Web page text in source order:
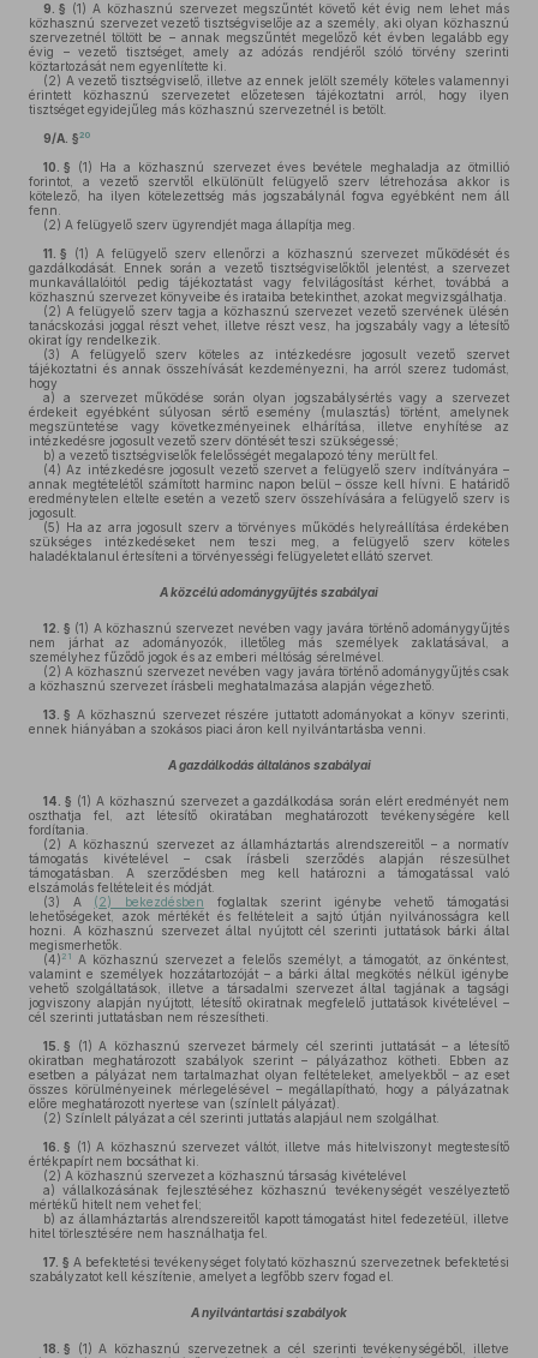
9. § (1) A közhasznú szervezet megszűntét követő két évig nem lehet más
közhasznú szervezet vezető tisztségviselője az a személy, aki olyan közhasznú
szervezetnél töltött be – annak megszűntét megelőző két évben legalább egy
évig – vezető tisztséget, amely az adózás rendjéről szóló törvény szerinti
köztartozását nem egyenlítette ki.
(2) A vezető tisztségviselő, illetve az ennek jelölt személy köteles valamennyi
érintett közhasznú szervezetet előzetesen tájékoztatni arról, hogy ilyen
tisztséget egyidejűleg más közhasznú szervezetnél is betölt.
9/A. §20
10. § (1) Ha a közhasznú szervezet éves bevétele meghaladja az ötmillió
forintot, a vezető szervtől elkülönült felügyelő szerv létrehozása akkor is
kötelező, ha ilyen kötelezettség más jogszabálynál fogva egyébként nem áll
fenn.
(2) A felügyelő szerv ügyrendjét maga állapítja meg.
11. § (1) A felügyelő szerv ellenőrzi a közhasznú szervezet működését és
gazdálkodását. Ennek során a vezető tisztségviselőktől jelentést, a szervezet
munkavállalóitól pedig tájékoztatást vagy felvilágosítást kérhet, továbbá a
közhasznú szervezet könyveibe és irataiba betekinthet, azokat megvizsgálhatja.
(2) A felügyelő szerv tagja a közhasznú szervezet vezető szervének ülésén
tanácskozási joggal részt vehet, illetve részt vesz, ha jogszabály vagy a létesítő
okirat így rendelkezik.
(3) A felügyelő szerv köteles az intézkedésre jogosult vezető szervet
tájékoztatni és annak összehívását kezdeményezni, ha arról szerez tudomást,
hogy
a) a szervezet működése során olyan jogszabálysértés vagy a szervezet
érdekeit egyébként súlyosan sértő esemény (mulasztás) történt, amelynek
megszüntetése vagy következményeinek elhárítása, illetve enyhítése az
intézkedésre jogosult vezető szerv döntését teszi szükségessé;
b) a vezető tisztségviselők felelősségét megalapozó tény merült fel.
(4) Az intézkedésre jogosult vezető szervet a felügyelő szerv indítványára –
annak megtételétől számított harminc napon belül – össze kell hívni. E határidő
eredménytelen eltelte esetén a vezető szerv összehívására a felügyelő szerv is
jogosult.
(5) Ha az arra jogosult szerv a törvényes működés helyreállítása érdekében
szükséges intézkedéseket nem teszi meg, a felügyelő szerv köteles
haladéktalanul értesíteni a törvényességi felügyeletet ellátó szervet.
A közcélú adománygyűjtés szabályai
12. § (1) A közhasznú szervezet nevében vagy javára történő adománygyűjtés
nem járhat az adományozók, illetőleg más személyek zaklatásával, a
személyhez fűződő jogok és az emberi méltóság sérelmével.
(2) A közhasznú szervezet nevében vagy javára történő adománygyűjtés csak
a közhasznú szervezet írásbeli meghatalmazása alapján végezhető.
13. § A közhasznú szervezet részére juttatott adományokat a könyv szerinti,
ennek hiányában a szokásos piaci áron kell nyilvántartásba venni.
A gazdálkodás általános szabályai
14. § (1) A közhasznú szervezet a gazdálkodása során elért eredményét nem
oszthatja fel, azt létesítő okiratában meghatározott tevékenységére kell
fordítania.
(2) A közhasznú szervezet az államháztartás alrendszereitől – a normatív
támogatás kivételével – csak írásbeli szerződés alapján részesülhet
támogatásban. A szerződésben meg kell határozni a támogatással való
elszámolás feltételeit és módját.
(3) A (2) bekezdésben foglaltak szerint igénybe vehető támogatási
lehetőségeket, azok mértékét és feltételeit a sajtó útján nyilvánosságra kell
hozni. A közhasznú szervezet által nyújtott cél szerinti juttatások bárki által
megismerhetők.
(4) 21
A közhasznú szervezet a felelős személyt, a támogatót, az önkéntest,
valamint e személyek hozzátartozóját – a bárki által megkötés nélkül igénybe
vehető szolgáltatások, illetve a társadalmi szervezet által tagjának a tagsági
jogviszony alapján nyújtott, létesítő okiratnak megfelelő juttatások kivételével –
cél szerinti juttatásban nem részesítheti.
15. § (1) A közhasznú szervezet bármely cél szerinti juttatását – a létesítő
okiratban meghatározott szabályok szerint – pályázathoz kötheti. Ebben az
esetben a pályázat nem tartalmazhat olyan feltételeket, amelyekből – az eset
összes körülményeinek mérlegelésével – megállapítható, hogy a pályázatnak
előre meghatározott nyertese van (színlelt pályázat).
(2) Színlelt pályázat a cél szerinti juttatás alapjául nem szolgálhat.
16. § (1) A közhasznú szervezet váltót, illetve más hitelviszonyt megtestesítő
értékpapírt nem bocsáthat ki.
(2) A közhasznú szervezet a közhasznú társaság kivételével
a) vállalkozásának fejlesztéséhez közhasznú tevékenységét veszélyeztető
mértékű hitelt nem vehet fel;
b) az államháztartás alrendszereitől kapott támogatást hitel fedezetéül, illetve
hitel törlesztésére nem használhatja fel.
17. § A befektetési tevékenységet folytató közhasznú szervezetnek befektetési
szabályzatot kell készítenie, amelyet a legfőbb szerv fogad el.
A nyilvántartási szabályok
18. § (1) A közhasznú szervezetnek a cél szerinti tevékenységéből, illetve